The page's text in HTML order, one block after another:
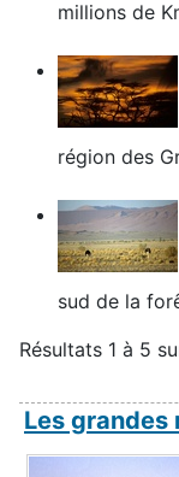
millions de
région des
sud de la
Résultats 1 à 5
Les grandes